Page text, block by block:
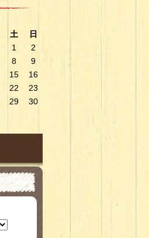
土
日
1
2
8
9
15
16
22
23
29
30